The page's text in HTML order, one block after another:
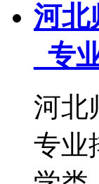
河北
_专
河北
专